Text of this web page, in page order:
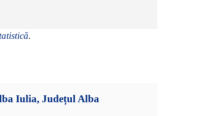
.
Iulia, Județul Alba